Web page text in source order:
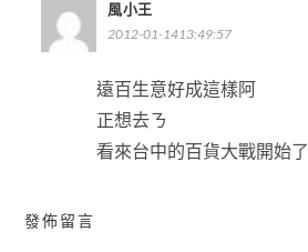
風小王
2012-01-1413:49:57
遠百生意好成這樣阿
正想去ㄋ
看來台中的百貨大戰開始了
發佈留言